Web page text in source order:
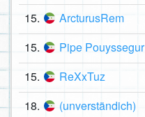
15. ArcturusRem
15. Pipe Pouyssegur
15. ReXxTuz
18. (unverständich)